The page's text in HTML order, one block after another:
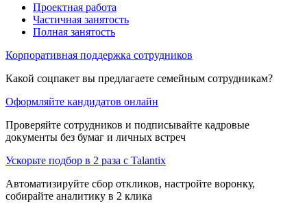
Проектная работа
Частичная занятость
Полная занятость
Корпоративная поддержка сотрудников
Какой соцпакет вы предлагаете семейным сотрудникам?
Оформляйте кандидатов онлайн
Проверяйте сотрудников и подписывайте кадровые
документы без бумаг и личных встреч
Ускорьте подбор в 2 раза с Talantix
Автоматизируйте сбор откликов, настройте воронку,
собирайте аналитику в 2 клика